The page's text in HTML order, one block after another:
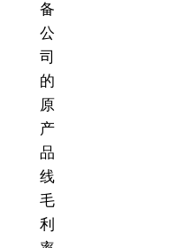
备
公
司
的
原
产
品
线
毛
利